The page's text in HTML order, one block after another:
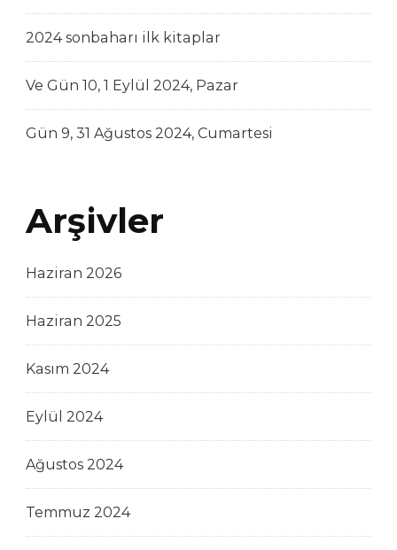
2024 sonbaharı ilk kitaplar
Ve Gün 10, 1 Eylül 2024, Pazar
Gün 9, 31 Ağustos 2024, Cumartesi
Arşivler
Haziran 2026
Haziran 2025
Kasım 2024
Eylül 2024
Ağustos 2024
Temmuz 2024